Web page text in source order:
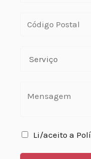
Li/aceito a